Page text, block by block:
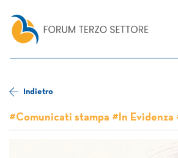
Indietro
#Comunicati stampa #In Evidenza